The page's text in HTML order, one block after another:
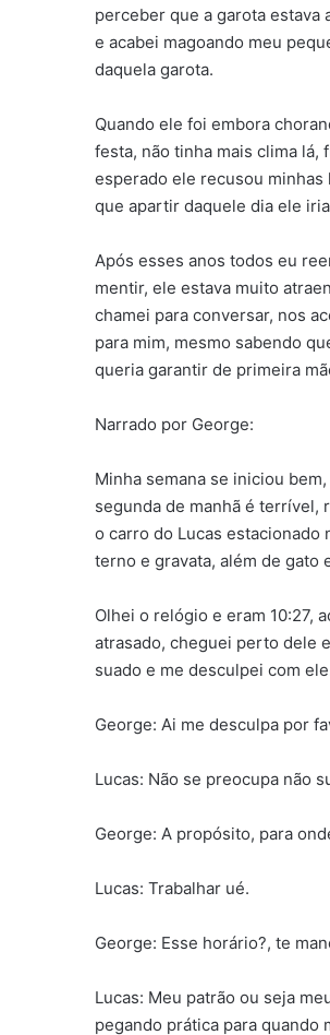
perceber que a garota estava
e acabei magoando meu
daquela garota.
Quando ele foi embora
festa, não tinha mais clima lá,
esperado ele recusou
que apartir daquele dia ele
Após esses anos todos eu
mentir, ele estava muito
chamei para conversar, nos
para mim, mesmo sabendo
queria garantir de primeira
Narrado por George:
Minha semana se iniciou
segunda de manhã é terrível,
o carro do Lucas estacionado
terno e gravata, além de gato
Olhei o relógio e eram 10:27,
atrasado, cheguei perto dele
suado e me desculpei com
George: Ai me desculpa por
Lucas: Não se preocupa não
George: A propósito, para
Lucas: Trabalhar ué.
George: Esse horário?, te
Lucas: Meu patrão ou seja
pegando prática para quando